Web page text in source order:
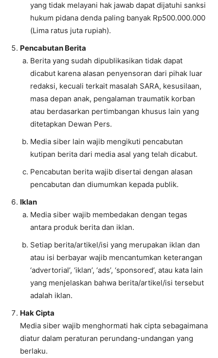
yang tidak melayani hak jawab dapat dijatuhi sanksi
hukum pidana denda paling banyak Rp500.000.000
(Lima ratus juta rupiah).
Pencabutan Berita
Berita yang sudah dipublikasikan tidak dapat
dicabut karena alasan penyensoran dari pihak luar
redaksi, kecuali terkait masalah SARA, kesusilaan,
masa depan anak, pengalaman traumatik korban
atau berdasarkan pertimbangan khusus lain yang
ditetapkan Dewan Pers.
Media siber lain wajib mengikuti pencabutan
kutipan berita dari media asal yang telah dicabut.
Pencabutan berita wajib disertai dengan alasan
pencabutan dan diumumkan kepada publik.
Iklan
Media siber wajib membedakan dengan tegas
antara produk berita dan iklan.
Setiap berita/artikel/isi yang merupakan iklan dan
atau isi berbayar wajib mencantumkan keterangan
‘advertorial’, ‘iklan’, ‘ads’, ‘sponsored’, atau kata lain
yang menjelaskan bahwa berita/artikel/isi tersebut
adalah iklan.
Hak Cipta
Media siber wajib menghormati hak cipta sebagaimana
diatur dalam peraturan perundang-undangan yang
berlaku.